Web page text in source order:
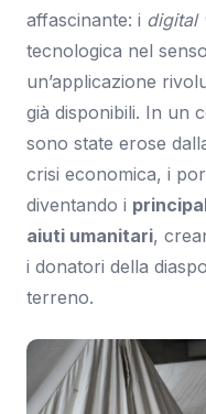
affascinante: i digital
tecnologica nel
un’applicazione
già disponibili. In un
sono state erose
crisi economica, i
diventando i
aiuti umanitari,
i donatori della
terreno.